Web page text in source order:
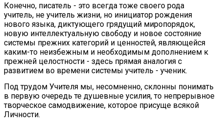
Конечно, писатель - это всегда тоже своего рода
учитель, не учитель жизни, но инициатор рождения
нового языка, диктующего грядущий миропорядок,
новую интеллектуальную свободу и новое состояние
системы прежних категорий и ценностей, являющейся
каким-то неизбежным и необходимым дополнением к
прежней целостности - здесь прямая аналогия с
развитием во времени системы учитель - ученик.
Под трудом Учителя мы, несомненно, склонны понимать
в первую очередь те душевные усилия, то непрерывное
творческое самодвижение, которое присуще всякой
Личности.